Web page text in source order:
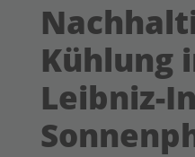
Kühlung
Leibniz-